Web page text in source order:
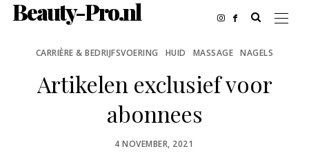
Beauty-Pro.nl
CARRIÈRE & BEDRIJFSVOERING HUID MASSAGE NAGELS
Artikelen exclusief voor
abonnees
POSTED
4 NOVEMBER, 2021